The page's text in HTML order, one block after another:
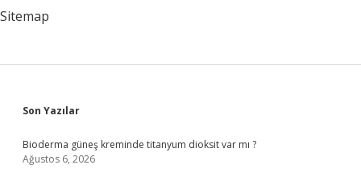
Sitemap
Sidebar
Son Yazılar
Bioderma güneş kreminde titanyum dioksit var mı ?
Ağustos 6, 2026